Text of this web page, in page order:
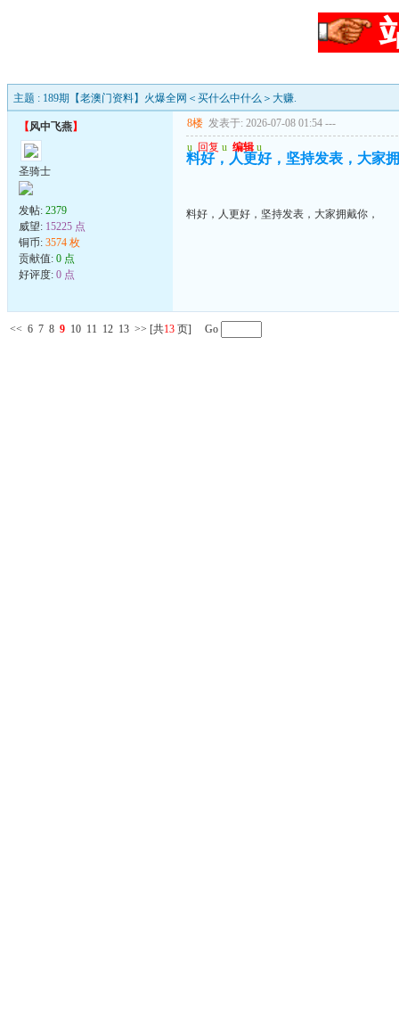
主题 : 189期【老澳门资料】火爆全网＜买什么中什么＞大赚.
【风中飞燕】
圣骑士
发帖: 2379
威望: 15225 点
铜币: 3574 枚
贡献值: 0 点
好评度: 0 点
8楼 发表于: 2026-07-08 01:54 ---
u 回复 u 编辑 u
料好，人更好，坚持发表，大家
料好，人更好，坚持发表，大家拥戴你，
<< 6 7 8 9 10 11 12 13 >> [共13 页] Go